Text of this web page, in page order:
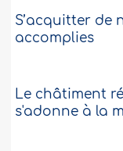
S’acquitter de
accomplies
Le châtiment
s'adonne à la